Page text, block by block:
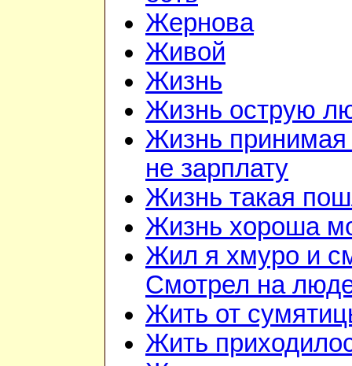
Жернова
Живой
Жизнь
Жизнь острую
Жизнь
не зарплату
Жизнь такая
Жизнь хороша
Жил я хмуро и
Смотрел на
Жить от
Жить